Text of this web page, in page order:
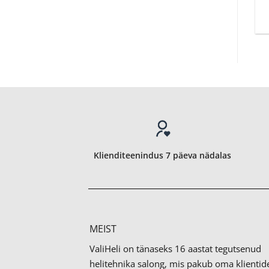
Klienditeenindus 7 päeva nädalas
MEIST
ValiHeli on tänaseks 16 aastat tegutsenud
helitehnika salong, mis pakub oma